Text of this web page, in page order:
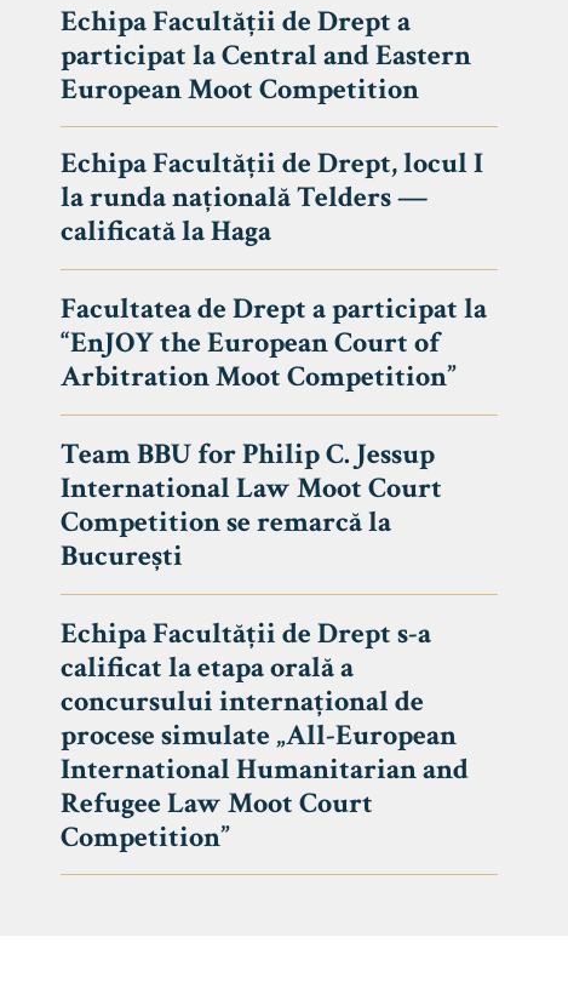
Echipa Facultății de Drept a
participat la Central and Eastern
European Moot Competition
Echipa Facultății de Drept, locul I
la runda națională Telders —
calificată la Haga
Facultatea de Drept a participat la
“EnJOY the European Court of
Arbitration Moot Competition”
Team BBU for Philip C. Jessup
International Law Moot Court
Competition se remarcă la
București
Echipa Facultății de Drept s-a
calificat la etapa orală a
concursului internațional de
procese simulate „All-European
International Humanitarian and
Refugee Law Moot Court
Competition”